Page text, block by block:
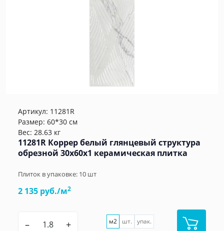
Артикул: 11281R
Размер: 60*30 см
Вес: 28.63 кг
11281R Коррер белый глянцевый структура
обрезной 30x60x1 керамическая плитка
Плиток в упаковке: 10 шт
2 135 руб./м2
– + м2 шт. упак.